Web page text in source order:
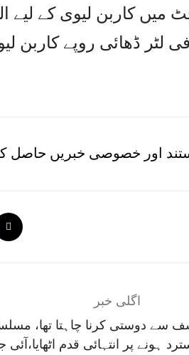
میں کاربن لیوی کے
لٹر ڈھائی روپے کاربن
اور خصوصی خبریں حاصل
اگلی خبر
سے دوستی کرنا چاہتا تھا،
ہونے پر انتہائی قدم اٹھایا،آئی